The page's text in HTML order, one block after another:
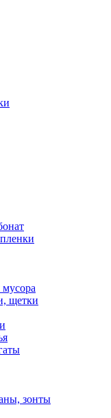
щетки
зонты